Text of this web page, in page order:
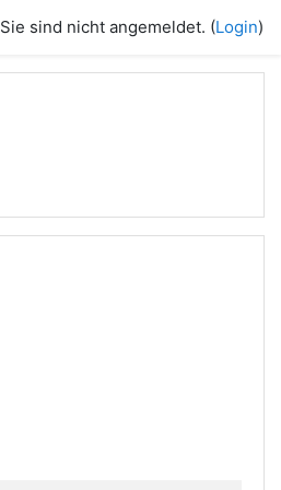
Sie sind nicht angemeldet. (Login)